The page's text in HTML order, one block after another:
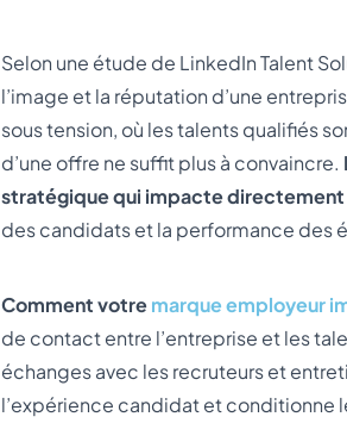
Selon une étude de LinkedIn Talent
l’image et la réputation d’une
sous tension, où les talents qualifiés
d’une offre ne suffit plus à convaincre.
stratégique qui impacte
des candidats et la performance des
Comment votremarque employeur
de contact entre l’entreprise et les
échanges avec les recruteurs et
l’expérience candidat et conditionne